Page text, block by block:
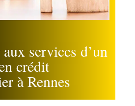
services d’un
crédit
à Rennes